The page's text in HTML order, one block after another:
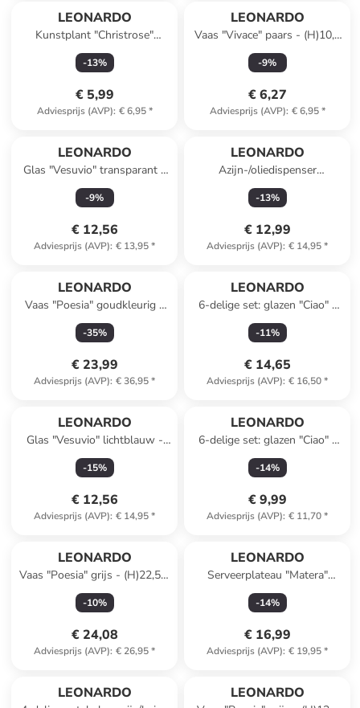
LEONARDO
Kunstplant "Christrose"
donkerrood - (L)29 cm
-13%
€ 5,99
Adviesprijs (AVP): € 6,95*
LEONARDO
Vaas "Vivace" paars - (H)10,5
x Ø 5,7 cm
-9%
€ 6,27
Adviesprijs (AVP): € 6,95*
LEONARDO
Glas "Vesuvio" transparant -
330 ml
-9%
€ 12,56
Adviesprijs (AVP): € 13,95*
LEONARDO
Azijn-/oliedispenser
transparant - (H)15,7 x Ø 11
cm
-13%
€ 12,99
Adviesprijs (AVP): € 14,95*
LEONARDO
Vaas "Poesia" goudkleurig -
(H)14 x Ø 25 cm
-35%
€ 23,99
Adviesprijs (AVP): € 36,95*
LEONARDO
6-delige set: glazen "Ciao" -
215 ml
-11%
€ 14,65
Adviesprijs (AVP): € 16,50*
LEONARDO
Glas "Vesuvio" lichtblauw -
330 ml
-15%
€ 12,56
Adviesprijs (AVP): € 14,95*
LEONARDO
6-delige set: glazen "Ciao" -
215 ml
-14%
€ 9,99
Adviesprijs (AVP): € 11,70*
LEONARDO
Vaas "Poesia" grijs - (H)22,5 x
Ø 19 cm
-10%
€ 24,08
Adviesprijs (AVP): € 26,95*
LEONARDO
Serveerplateau "Matera"
blauw - (B)22 x (H)12 cm
-14%
€ 16,99
Adviesprijs (AVP): € 19,95*
LEONARDO LEONARDO